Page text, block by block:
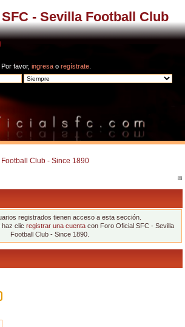
- Sevilla Football Club
. Por favor, ingresa o regístrate
Club - Since 1890
registrados tienen acceso a esta sección.
haz clic registrar una cuentacon Foro Oficial SFC - Sevilla
Football Club - Since 1890.